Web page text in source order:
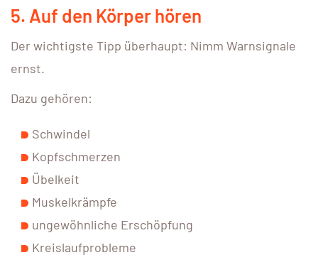
5. Auf den Körper hören
Der wichtigste Tipp überhaupt: Nimm Warnsignale
ernst.
Dazu gehören:
Schwindel
Kopfschmerzen
Übelkeit
Muskelkrämpfe
ungewöhnliche Erschöpfung
Kreislaufprobleme